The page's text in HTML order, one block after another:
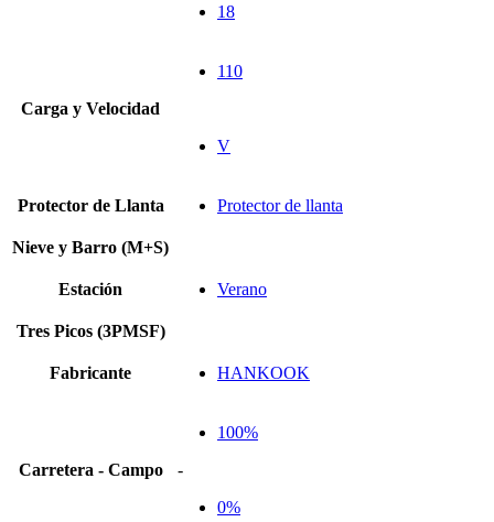
18
Carga y Velocidad
110
V
Protector de Llanta Protector de llanta
Nieve y Barro (M+S)
Estación Verano
Tres Picos (3PMSF)
Fabricante HANKOOK
Carretera - Campo
100%
-
0%